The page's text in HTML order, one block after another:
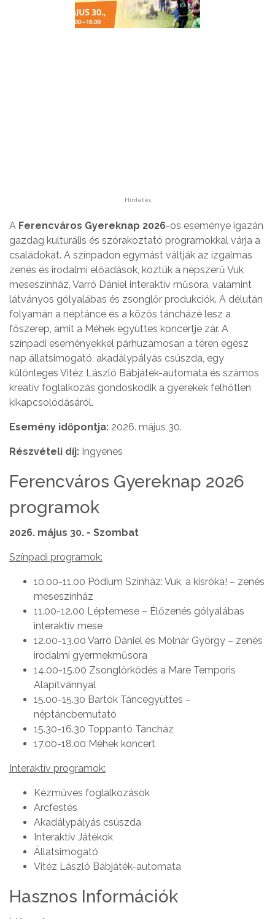
Hirdetés
A Ferencváros Gyereknap 2026-os eseménye igazán
gazdag kulturális és szórakoztató programokkal várja a
családokat. A színpadon egymást váltják az izgalmas
zenés és irodalmi előadások, köztük a népszerű Vuk
meseszínház, Varró Dániel interaktív műsora, valamint
látványos gólyalábas és zsonglőr produkciók. A délután
folyamán a néptáncé és a közös táncházé lesz a
főszerep, amit a Méhek együttes koncertje zár. A
színpadi eseményekkel párhuzamosan a téren egész
nap állatsimogató, akadálypályás csúszda, egy
különleges Vitéz László Bábjáték-automata és számos
kreatív foglalkozás gondoskodik a gyerekek felhőtlen
kikapcsolódásáról.
Esemény időpontja: 2026. május 30.
Részvételi díj: Ingyenes
Ferencváros Gyereknap 2026
programok
2026. május 30. - Szombat
Színpadi programok:
10.00-11.00 Pódium Színház: Vuk, a kisróka! – zenés
meseszínház
11.00-12.00 Léptemese – Élőzenés gólyalábas
interaktív mese
12.00-13.00 Varró Dániel és Molnár György – zenés
irodalmi gyermekműsora
14.00-15.00 Zsonglőrködés a Mare Temporis
Alapítvánnyal
15.00-15.30 Bartók Táncegyüttes –
néptáncbemutató
15.30-16.30 Toppantó Táncház
17.00-18.00 Méhek koncert
Interaktív programok:
Kézműves foglalkozások
Arcfestés
Akadálypályás csúszda
Interaktív Játékok
Állatsimogató
Vitéz László Bábjáték-automata
Hasznos Információk